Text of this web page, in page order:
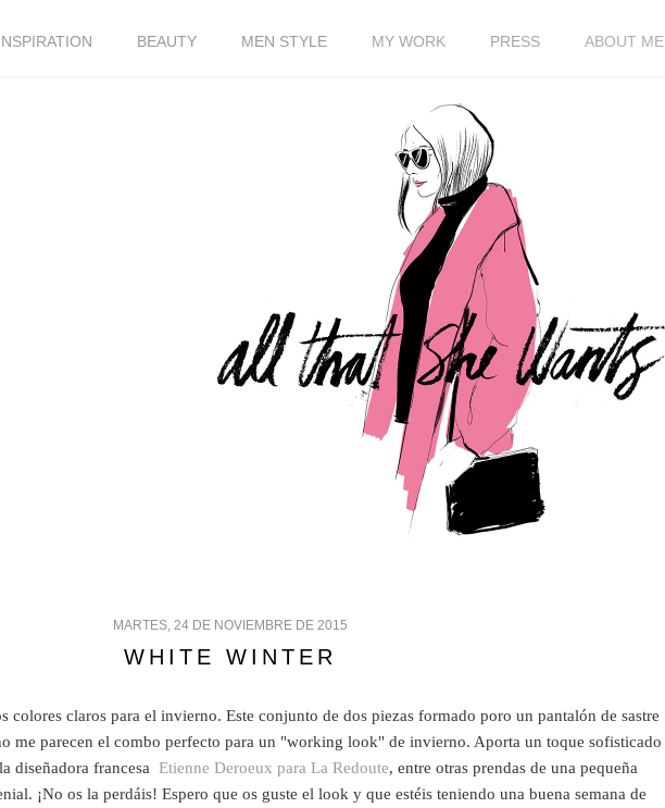
BEAUTY MEN STYLE MY WORK PRESS ABOUT ME
MARTES, 24 DE NOVIEMBRE DE 2015
WHITE WINTER
colores claros para el invierno. Este conjunto de dos piezas formado poro un pantalón de sastre
me parecen el combo perfecto para un "working look" de invierno. Aporta un toque sofisticado
diseñadora francesa Etienne Deroeux para La Redoute, entre otras prendas de una pequeña
¡No os la perdáis! Espero que os guste el look y que estéis teniendo una buena semana de